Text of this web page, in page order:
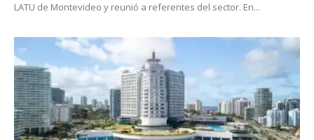
LATU de Montevideo y reunió a referentes del sector. En...